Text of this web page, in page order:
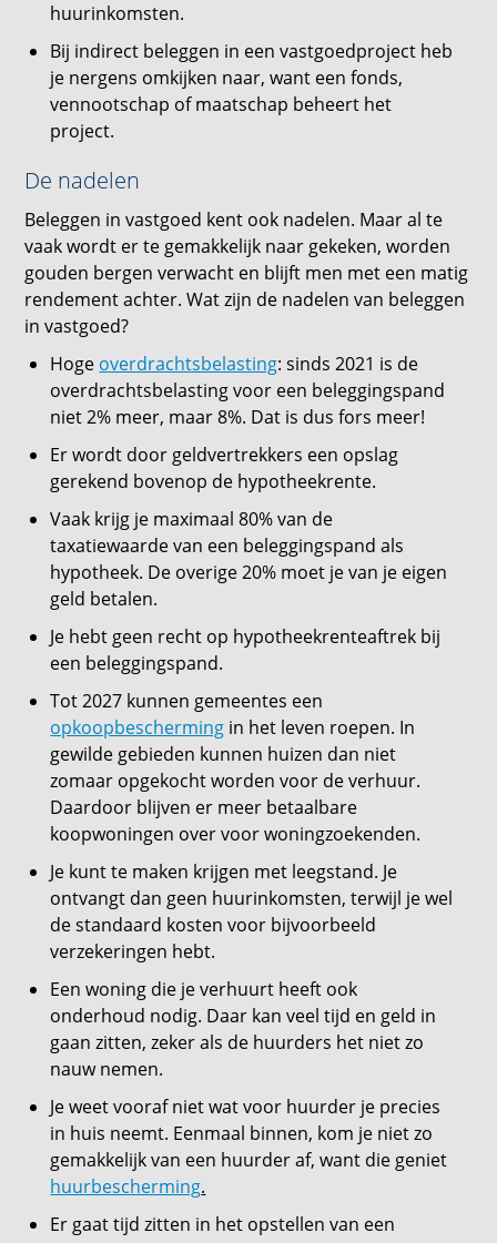
huurinkomsten.
Bij indirect beleggen in een vastgoedproject heb
je nergens omkijken naar, want een fonds,
vennootschap of maatschap beheert het
project.
De nadelen
Beleggen in vastgoed kent ook nadelen. Maar al te
vaak wordt er te gemakkelijk naar gekeken, worden
gouden bergen verwacht en blijft men met een matig
rendement achter. Wat zijn de nadelen van beleggen
in vastgoed?
Hoge overdrachtsbelasting: sinds 2021 is de
overdrachtsbelasting voor een beleggingspand
niet 2% meer, maar 8%. Dat is dus fors meer!
Er wordt door geldvertrekkers een opslag
gerekend bovenop de hypotheekrente.
Vaak krijg je maximaal 80% van de
taxatiewaarde van een beleggingspand als
hypotheek. De overige 20% moet je van je eigen
geld betalen.
Je hebt geen recht op hypotheekrenteaftrek bij
een beleggingspand.
Tot 2027 kunnen gemeentes een
opkoopbescherming in het leven roepen. In
gewilde gebieden kunnen huizen dan niet
zomaar opgekocht worden voor de verhuur.
Daardoor blijven er meer betaalbare
koopwoningen over voor woningzoekenden.
Je kunt te maken krijgen met leegstand. Je
ontvangt dan geen huurinkomsten, terwijl je wel
de standaard kosten voor bijvoorbeeld
verzekeringen hebt.
Een woning die je verhuurt heeft ook
onderhoud nodig. Daar kan veel tijd en geld in
gaan zitten, zeker als de huurders het niet zo
nauw nemen.
Je weet vooraf niet wat voor huurder je precies
in huis neemt. Eenmaal binnen, kom je niet zo
gemakkelijk van een huurder af, want die geniet
huurbescherming.
Er gaat tijd zitten in het opstellen van een